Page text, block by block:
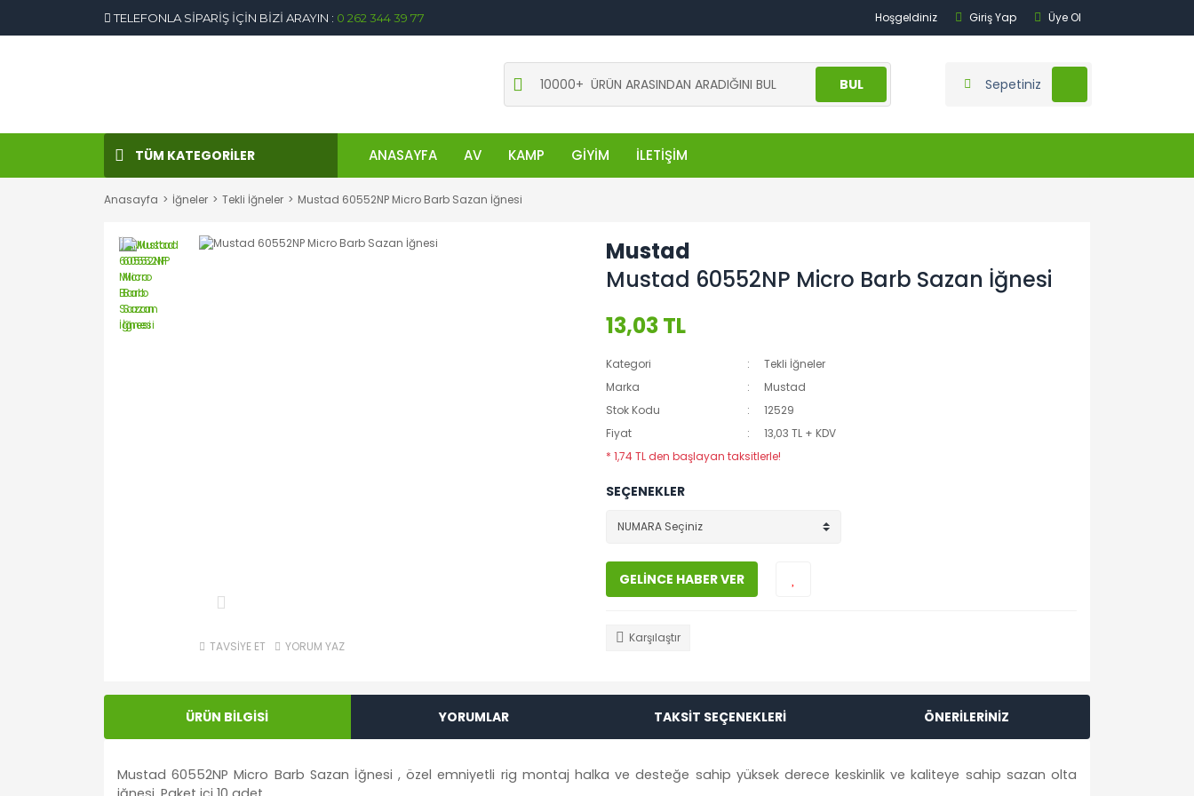
TELEFONLA SİPARİŞ İÇİN BİZİ ARAYIN : 0 262 344 39 77 Hoşgeldiniz Giriş Yap Üye Ol
BUL Sepetiniz
TÜM KATEGORİLER ANASAYFA AV KAMP GİYİM İLETİŞİM
Anasayfa İğneler Tekli İğneler Mustad 60552NP Micro Barb Sazan İğnesi
TAVSİYE ET YORUM YAZ
Mustad
Mustad 60552NP Micro Barb Sazan İğnesi
13,03 TL
Kategori
Tekli İğneler
Marka
Mustad
Stok Kodu
12529
Fiyat
13,03 TL + KDV
* 1,74 TL den başlayan taksitlerle!
SEÇENEKLER
GELİNCE HABER VER
Karşılaştır
ÜRÜN BİLGİSİ YORUMLAR TAKSİT SEÇENEKLERİ ÖNERİLERİNİZ
Mustad 60552NP Micro Barb Sazan İğnesi , özel emniyetli rig montaj halka ve desteğe sahip yüksek derece keskinlik ve kaliteye sahip sazan olta